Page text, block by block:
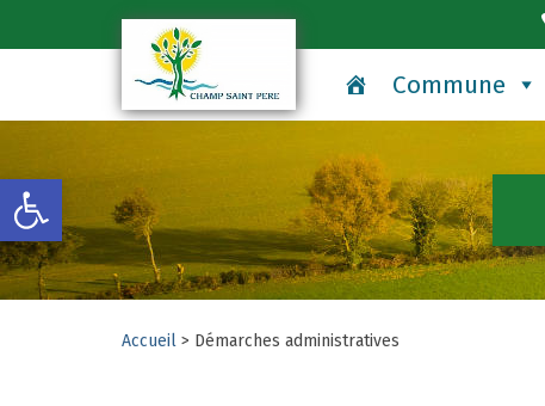
Ouvrir la barre d’outils
Commune
Accueil > Démarches administratives